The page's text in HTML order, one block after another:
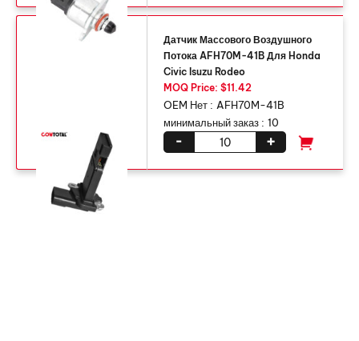
Датчик Массового Воздушного
Потока AFH70M-41B Для Honda
Civic Isuzu Rodeo
MOQ Price: $11.42
OEM Нет : AFH70M-41B
минимальный заказ : 10
+
-